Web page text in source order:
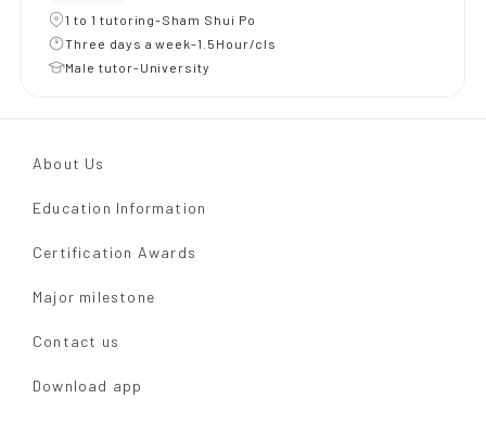
1 to 1 tutoring-Sham Shui Po
Three days a week-1.5Hour/cls
Male tutor-University
About Us
Education Information
Certification Awards
Major milestone
Contact us
Download app